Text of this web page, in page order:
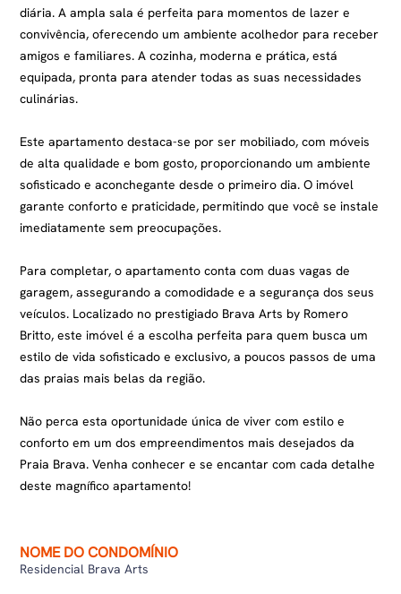
diária. A ampla sala é perfeita para momentos de lazer e
convivência, oferecendo um ambiente acolhedor para receber
amigos e familiares. A cozinha, moderna e prática, está
equipada, pronta para atender todas as suas necessidades
culinárias.
Este apartamento destaca-se por ser mobiliado, com móveis
de alta qualidade e bom gosto, proporcionando um ambiente
sofisticado e aconchegante desde o primeiro dia. O imóvel
garante conforto e praticidade, permitindo que você se instale
imediatamente sem preocupações.
Para completar, o apartamento conta com duas vagas de
garagem, assegurando a comodidade e a segurança dos seus
veículos. Localizado no prestigiado Brava Arts by Romero
Britto, este imóvel é a escolha perfeita para quem busca um
estilo de vida sofisticado e exclusivo, a poucos passos de uma
das praias mais belas da região.
Não perca esta oportunidade única de viver com estilo e
conforto em um dos empreendimentos mais desejados da
Praia Brava. Venha conhecer e se encantar com cada detalhe
deste magnífico apartamento!
NOME DO CONDOMÍNIO
Residencial Brava Arts